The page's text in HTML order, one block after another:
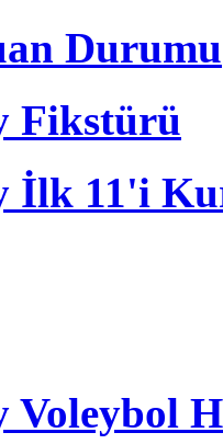
Durumu
Fikstürü
İlk 11'i
Voleybol